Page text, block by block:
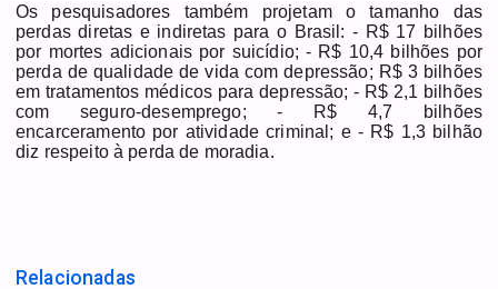
Os pesquisadores também projetam o tamanho das
perdas diretas e indiretas para o Brasil: - R$ 17 bilhões
por mortes adicionais por suicídio; - R$ 10,4 bilhões por
perda de qualidade de vida com depressão; R$ 3 bilhões
em tratamentos médicos para depressão; - R$ 2,1 bilhões
com seguro-desemprego; - R$ 4,7 bilhões
encarceramento por atividade criminal; e - R$ 1,3 bilhão
diz respeito à perda de moradia.
Relacionadas